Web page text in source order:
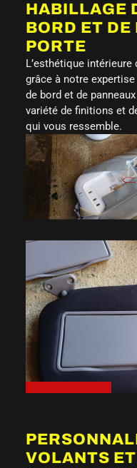
HABILLAGE
BORD ET DE
PORTE
L’esthétique
grâce à notre
de bord et de
variété de finitions et
qui vous ressemble.
VOLANTS